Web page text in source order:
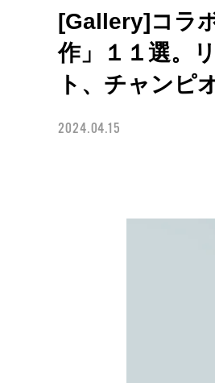
[Gallery]コラ
作」１１選。
ト、チャンピ
2024.04.15